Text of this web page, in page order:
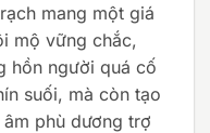
mang một giá
mộ vững chắc,
hồn người quá cố
suối, mà còn tạo
phù dương trợ